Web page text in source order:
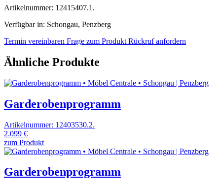
Artikelnummer: 12415407.1.
Verfügbar in: Schongau, Penzberg
Termin vereinbaren Frage zum Produkt Rückruf anfordern
Ähnliche Produkte
Garderobenprogramm
Artikelnummer: 12403530.2.
2.099 €
zum Produkt
Garderobenprogramm